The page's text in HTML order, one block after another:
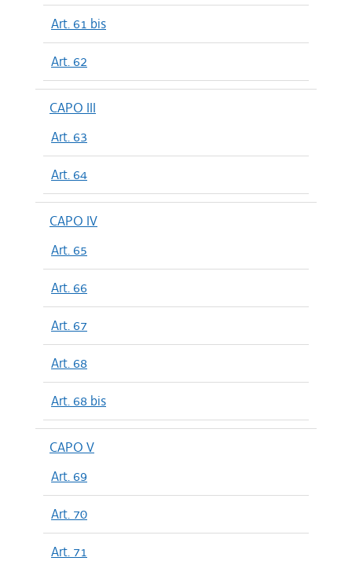
Art. 61 bis
Art. 62
CAPO III
Art. 63
Art. 64
CAPO IV
Art. 65
Art. 66
Art. 67
Art. 68
Art. 68 bis
CAPO V
Art. 69
Art. 70
Art. 71